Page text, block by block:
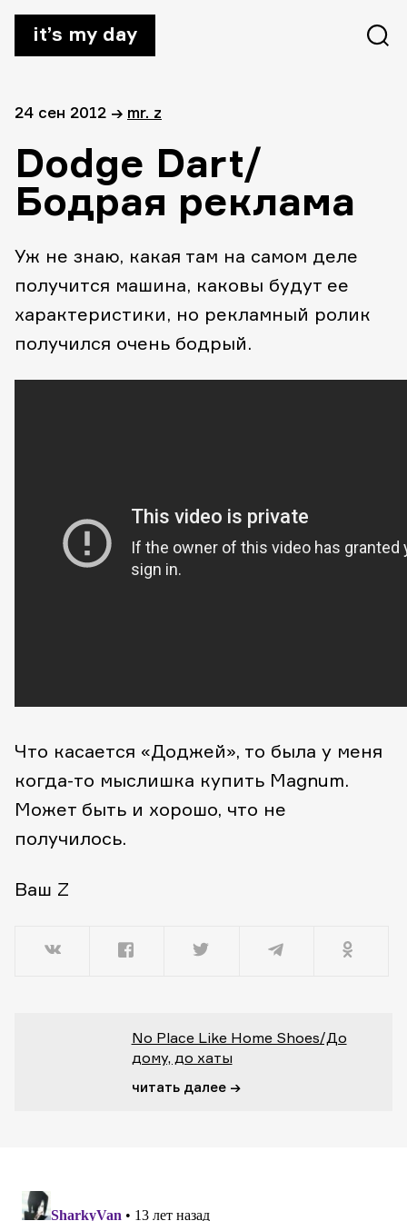
it’s my day
24 сен 2012 → mr. z
Dodge Dart/
Бодрая реклама
Уж не знаю, какая там на самом деле
получится машина, каковы будут ее
характеристики, но рекламный ролик
получился очень бодрый.
Что касается «Доджей», то была у меня
когда-то мыслишка купить Magnum.
Может быть и хорошо, что не
получилось.
Ваш Z
No Place Like Home Shoes/До
дому, до хаты
читать далее →